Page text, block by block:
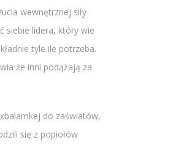
wewnętrznej siły
siebie lidera, który wie
tyle ile potrzeba.
że inni podążają za
do zaświatów,
się z popiołów